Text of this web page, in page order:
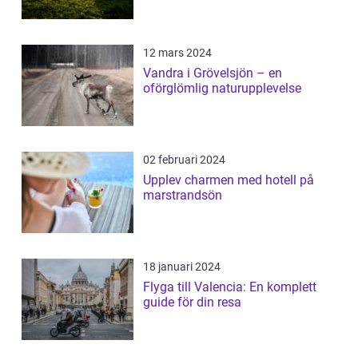
12 mars 2024
Vandra i Grövelsjön – en
oförglömlig naturupplevelse
02 februari 2024
Upplev charmen med hotell på
marstrandsön
18 januari 2024
Flyga till Valencia: En komplett
guide för din resa